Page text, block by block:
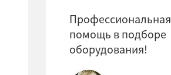
Профессиональная
помощь в подборе
оборудования!